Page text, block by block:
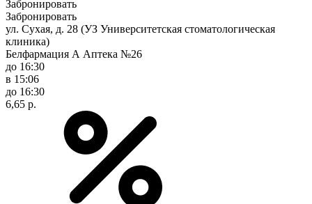
Забронировать
Забронировать
ул. Сухая, д. 28 (УЗ Университетская стоматологическая
клиника)
Белфармация А Аптека №26
до 16:30
в 15:06
до 16:30
6,65 р.